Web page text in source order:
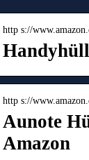
http s://
http s://
Aunote
Amazon